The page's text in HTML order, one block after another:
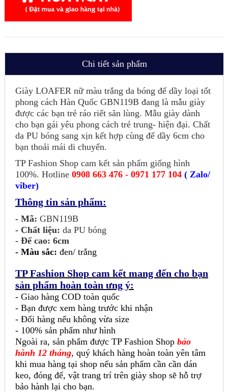
Chi tiết sản phẩm
Giày LOAFER nữ màu trắng da bóng đế dầy loại tốt
phong cách Hàn Quốc GBN119B đang là mẫu giày
được các bạn trẻ ráo riết săn lùng. Mẫu giày dành
cho bạn gái yêu phong cách trẻ trung- hiện đại. Chất
da PU bóng sang xịn kết hợp cùng đế dầy 6cm cho
bạn thoải mái di chuyển.
TP Fashion Shop cam kết sản phẩm giống hình
100%. Hotline 0908 663 476 - 0971 177 104 ( Zalo/
viber)
Thông tin sản phẩm:
- Mã: GBN119B
- Chất liệu: da PU bóng
- Đế cao: 6cm
- Màu sắc: đen/ trắng
TP Fashion Shop cam kết mang đến cho bạn
sản phẩm hoàn toàn ưng ý:
- Giao hàng COD toàn quốc
- Bạn được xem hàng trước khi nhận
- Đổi hàng nếu không vừa size
- 100% sản phẩm như hình
Ngoài ra, sản phẩm được TP Fashion Shop bảo
hành 12 tháng, quý khách hàng hoàn toàn yên tâm
khi mua hàng tại shop nếu sản phẩm cần cần dán
keo, đóng đế, vật trang trí trên giày shop sẽ hỗ trợ
bảo hành lại cho bạn.